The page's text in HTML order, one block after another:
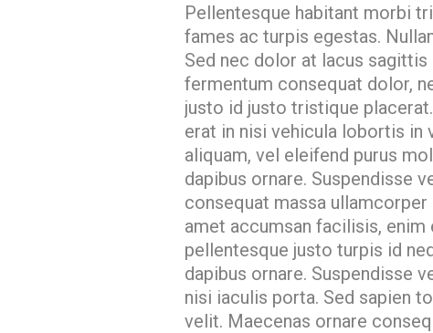
Pellentesque habitant morbi
fames ac turpis egestas.
Sed nec dolor at lacus
fermentum consequat dolor,
justo id justo tristique
erat in nisi vehicula lobortis in
aliquam, vel eleifend purus
dapibus ornare. Suspendisse
consequat massa
amet accumsan facilisis,
pellentesque justo turpis id
dapibus ornare. Suspendisse
nisi iaculis porta. Sed sapien
velit. Maecenas ornare